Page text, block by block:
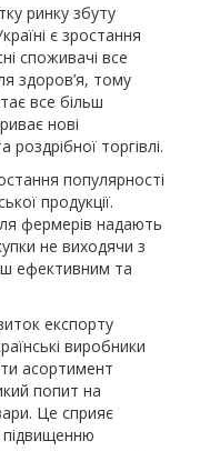
ринку збуту
є зростання
споживачі все
здоров’я, тому
все більш
нові
торгівлі.
популярності
продукції.
фермерів надають
не виходячи з
ефективним та
експорту
виробники
асортимент
попит на
Це сприяє